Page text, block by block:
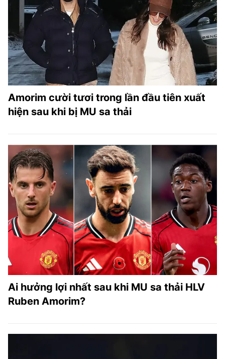
Amorim cười tươi trong lần đầu tiên xuất
hiện sau khi bị MU sa thải
Ai hưởng lợi nhất sau khi MU sa thải HLV
Ruben Amorim?